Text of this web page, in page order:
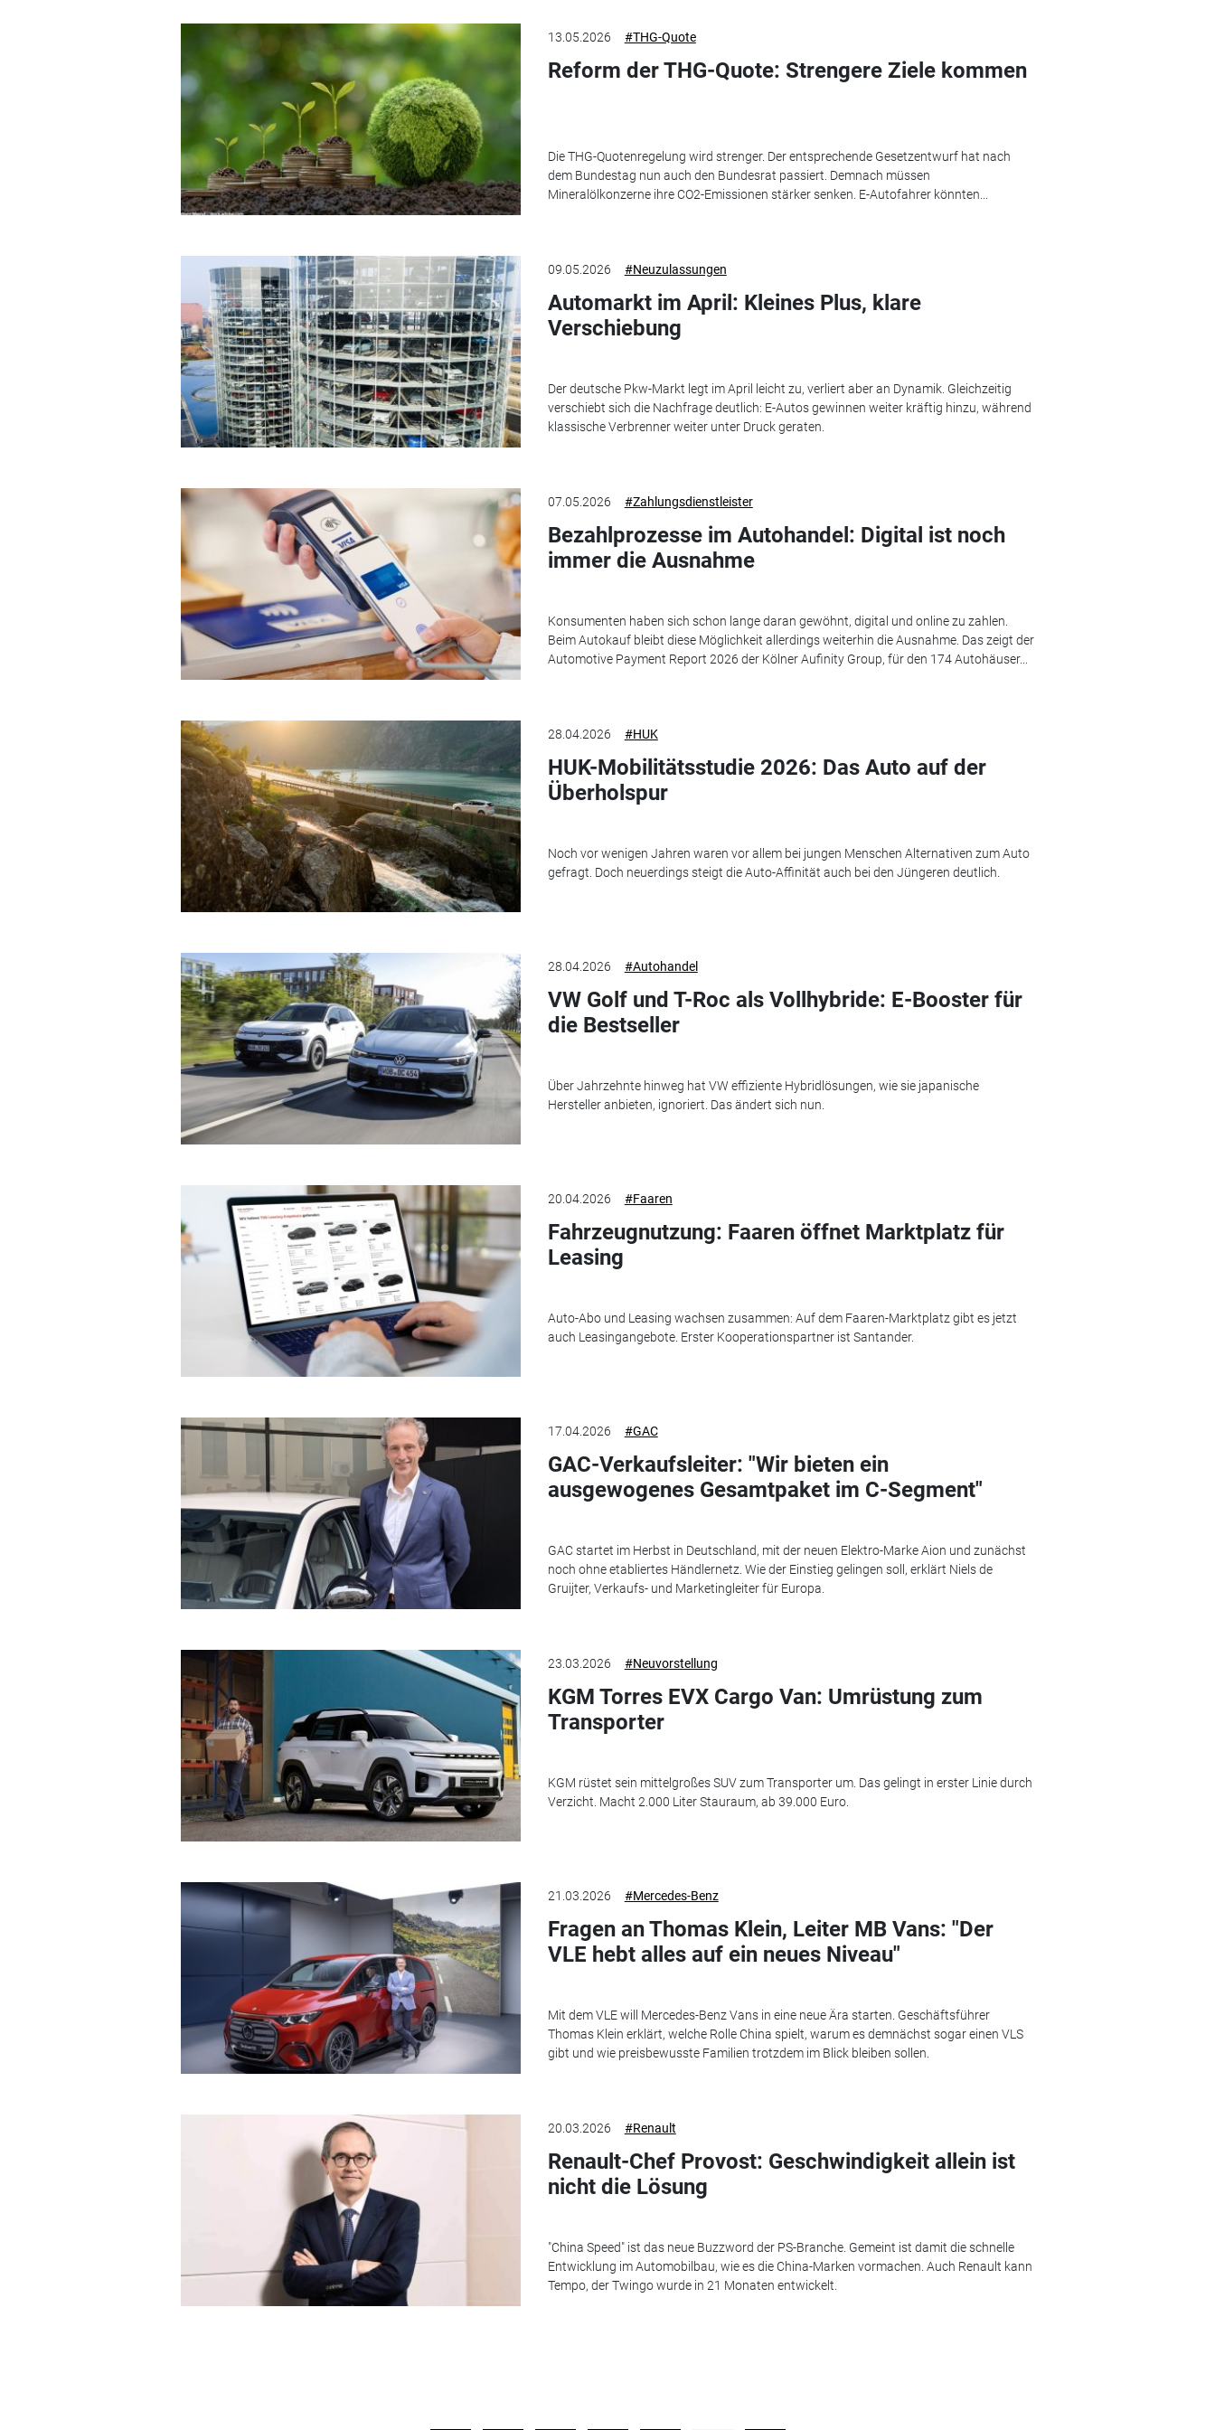
13.05.2026 #THG-Quote
Reform der THG-Quote: Strengere Ziele kommen
Die THG-Quotenregelung wird strenger. Der entsprechende Gesetzentwurf hat nach
dem Bundestag nun auch den Bundesrat passiert. Demnach müssen
Mineralölkonzerne ihre CO2-Emissionen stärker senken. E-Autofahrer könnten...
09.05.2026 #Neuzulassungen
Automarkt im April: Kleines Plus, klare
Verschiebung
Der deutsche Pkw-Markt legt im April leicht zu, verliert aber an Dynamik. Gleichzeitig
verschiebt sich die Nachfrage deutlich: E-Autos gewinnen weiter kräftig hinzu, während
klassische Verbrenner weiter unter Druck geraten.
07.05.2026 #Zahlungsdienstleister
Bezahlprozesse im Autohandel: Digital ist noch
immer die Ausnahme
Konsumenten haben sich schon lange daran gewöhnt, digital und online zu zahlen.
Beim Autokauf bleibt diese Möglichkeit allerdings weiterhin die Ausnahme. Das zeigt der
Automotive Payment Report 2026 der Kölner Aufinity Group, für den 174 Autohäuser...
28.04.2026 #HUK
HUK-Mobilitätsstudie 2026: Das Auto auf der
Überholspur
Noch vor wenigen Jahren waren vor allem bei jungen Menschen Alternativen zum Auto
gefragt. Doch neuerdings steigt die Auto-Affinität auch bei den Jüngeren deutlich.
28.04.2026 #Autohandel
VW Golf und T-Roc als Vollhybride: E-Booster für
die Bestseller
Über Jahrzehnte hinweg hat VW effiziente Hybridlösungen, wie sie japanische
Hersteller anbieten, ignoriert. Das ändert sich nun.
20.04.2026 #Faaren
Fahrzeugnutzung: Faaren öffnet Marktplatz für
Leasing
Auto-Abo und Leasing wachsen zusammen: Auf dem Faaren-Marktplatz gibt es jetzt
auch Leasingangebote. Erster Kooperationspartner ist Santander.
17.04.2026 #GAC
GAC-Verkaufsleiter: "Wir bieten ein
ausgewogenes Gesamtpaket im C-Segment"
GAC startet im Herbst in Deutschland, mit der neuen Elektro-Marke Aion und zunächst
noch ohne etabliertes Händlernetz. Wie der Einstieg gelingen soll, erklärt Niels de
Gruijter, Verkaufs- und Marketingleiter für Europa.
23.03.2026 #Neuvorstellung
KGM Torres EVX Cargo Van: Umrüstung zum
Transporter
KGM rüstet sein mittelgroßes SUV zum Transporter um. Das gelingt in erster Linie durch
Verzicht. Macht 2.000 Liter Stauraum, ab 39.000 Euro.
21.03.2026 #Mercedes-Benz
Fragen an Thomas Klein, Leiter MB Vans: "Der
VLE hebt alles auf ein neues Niveau"
Mit dem VLE will Mercedes-Benz Vans in eine neue Ära starten. Geschäftsführer
Thomas Klein erklärt, welche Rolle China spielt, warum es demnächst sogar einen VLS
gibt und wie preisbewusste Familien trotzdem im Blick bleiben sollen.
20.03.2026 #Renault
Renault-Chef Provost: Geschwindigkeit allein ist
nicht die Lösung
"China Speed" ist das neue Buzzword der PS-Branche. Gemeint ist damit die schnelle
Entwicklung im Automobilbau, wie es die China-Marken vormachen. Auch Renault kann
Tempo, der Twingo wurde in 21 Monaten entwickelt.